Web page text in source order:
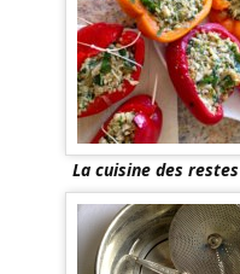
La cuisine des restes